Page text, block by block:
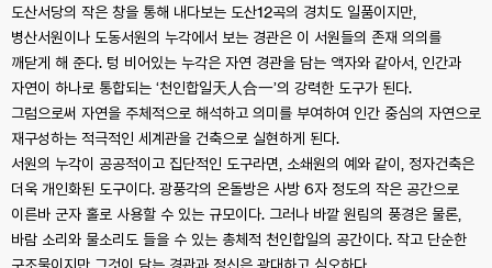
도산서당의 작은 창을 통해 내다보는 도산12곡의 경치도 일품이지만,
병산서원이나 도동서원의 누각에서 보는 경관은 이 서원들의 존재 의의를
깨닫게 해 준다. 텅 비어있는 누각은 자연 경관을 담는 액자와 같아서, 인간과
자연이 하나로 통합되는 ‘천인합일天人合一’의 강력한 도구가 된다.
그럼으로써 자연을 주체적으로 해석하고 의미를 부여하여 인간 중심의 자연으로
재구성하는 적극적인 세계관을 건축으로 실현하게 된다.
서원의 누각이 공공적이고 집단적인 도구라면, 소쇄원의 예와 같이, 정자건축은
더욱 개인화된 도구이다. 광풍각의 온돌방은 사방 6자 정도의 작은 공간으로
이른바 군자 홀로 사용할 수 있는 규모이다. 그러나 바깥 원림의 풍경은 물론,
바람 소리와 물소리도 들을 수 있는 총체적 천인합일의 공간이다. 작고 단순한
구조물이지만 그것이 담는 경관과 정신은 광대하고 심오하다.